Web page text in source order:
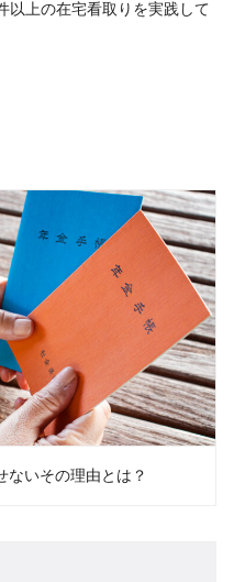
以上の在宅看取りを実践して
ないその理由とは？